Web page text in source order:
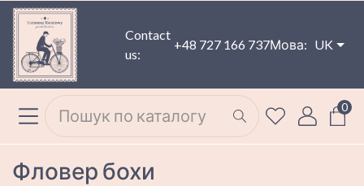
Contact
us:
+48 727 166 737Мова: UK
0
Фловер бохи